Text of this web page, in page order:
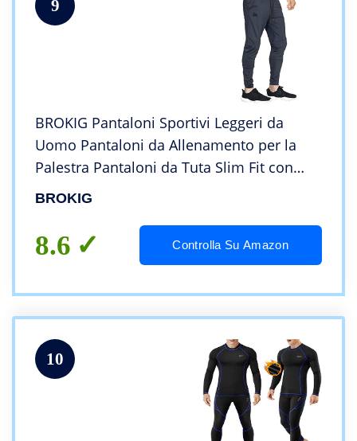
9
BROKIG Pantaloni Sportivi Leggeri da
Uomo Pantaloni da Allenamento per la
Palestra Pantaloni da Tuta Slim Fit con
Tasche(Grigio Scuro,L)
BROKIG
8.6 Controlla Su Amazon
10